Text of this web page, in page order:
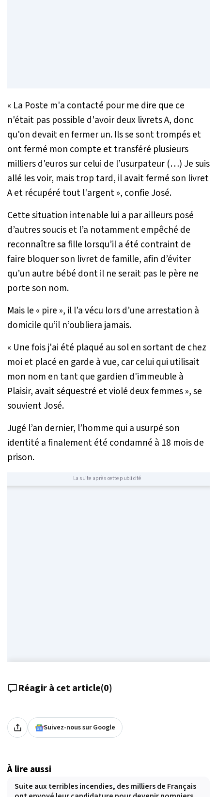
« La Poste m'a contacté pour me dire que ce
n'était pas possible d'avoir deux livrets A, donc
qu'on devait en fermer un. Ils se sont trompés et
ont fermé mon compte et transféré plusieurs
milliers d'euros sur celui de l’usurpateur (…) Je suis
allé les voir, mais trop tard, il avait fermé son livret
A et récupéré tout l'argent», confie José.
Cette situation intenable lui a par ailleurs posé
d’autres soucis et l’a notamment empêché de
reconnaître sa fille lorsqu’il a été contraint de
faire bloquer son livret de famille, afin d’éviter
qu’un autre bébé dont il ne serait pas le père ne
porte son nom.
Mais le « pire », il l’a vécu lors d’une arrestation à
domicile qu’il n’oubliera jamais.
« Une fois j'ai été plaqué au sol en sortant de chez
moi et placé en garde à vue, car celui qui utilisait
mon nom en tant que gardien d'immeuble à
Plaisir, avait séquestré et violé deux femmes», se
souvient José.
Jugé l’an dernier, l’homme qui a usurpé son
identité a finalement été condamné à 18 mois de
prison.
La suite après cette publicité
Réagir à cet article(0)
Suivez-nous sur Google
À lire aussi
Suite aux terribles incendies, des milliers de Français